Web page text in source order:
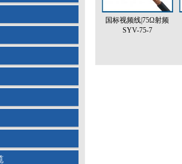
国标视频线|75Ω射频
SYV-75-7